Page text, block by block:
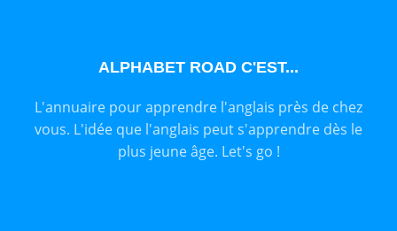
ALPHABET ROAD C'EST...
L'annuaire pour apprendre l'anglais près de chez
vous. L'idée que l'anglais peut s'apprendre dès le
plus jeune âge. Let's go !